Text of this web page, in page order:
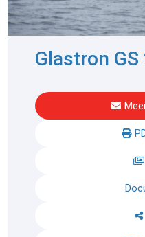
Glastron GS